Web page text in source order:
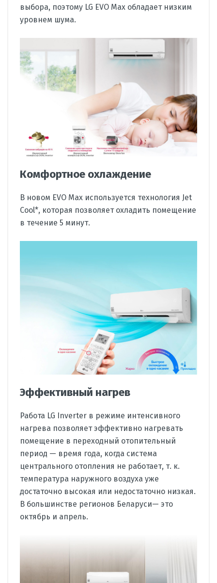
выбора, поэтому LG EVO Max обладает низким
уровнем шума.
Комфортное охлаждение
В новом EVO Max используется технология Jet
Cool*, которая позволяет охладить помещение
в течение 5 минут.
Эффективный нагрев
Работа LG Inverter в режиме интенсивного
нагрева позволяет эффективно нагревать
помещение в переходный отопительный
период — время года, когда система
центрального отопления не работает, т. к.
температура наружного воздуха уже
достаточно высокая или недостаточно низкая.
В большинстве регионов Беларуси— это
октябрь и апрель.